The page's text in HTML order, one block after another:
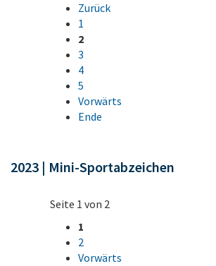
Zurück
1
2
3
4
5
Vorwärts
Ende
2023 | Mini-Sportabzeichen
Seite 1 von 2
1
2
Vorwärts